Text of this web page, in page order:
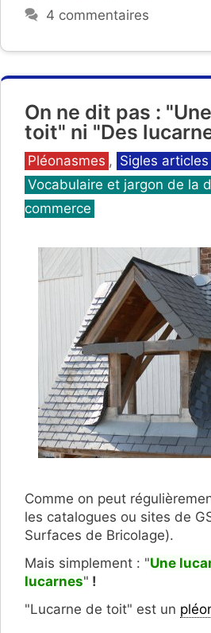
4 commentaires
On ne dit pas :
toit" ni "Des
Catégories
Pléonasmes , Sigles
Vocabulaire et jargon de la
commerce
Comme on peut
les catalogues ou sites de
Surfaces de Bricolage).
Mais simplement : "Une
lucarnes" !
"Lucarne de toit" est un